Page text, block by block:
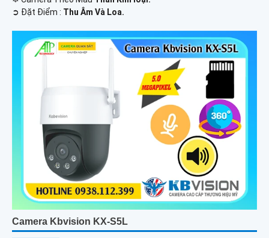
️➲ Đặt Điểm : Thu Âm Và Loa.
Camera Kbvision KX-S5L